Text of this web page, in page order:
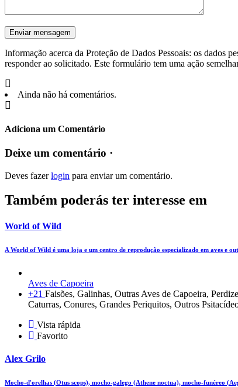
Informação acerca da Proteção de Dados Pessoais: os dados
responder ao solicitado. Este formulário tem uma ação
Ainda não há comentários.
Adiciona um Comentário
Deixe um comentário ·
Deves fazerlogin para enviar um comentário.
Também poderás ter interesse em
World of Wild
A World of Wild é uma loja e um centro de reprodução especializado em aves e
Aves de Capoeira
+21 Faisões, Galinhas, Outras Aves de Capoeira,
Caturras, Conures, Grandes Periquitos, Outros
Vista rápida
Favorito
Alex Grilo
Mocho-d'orelhas (Otus scops), mocho-galego (Athene noctua), mocho-funéreo